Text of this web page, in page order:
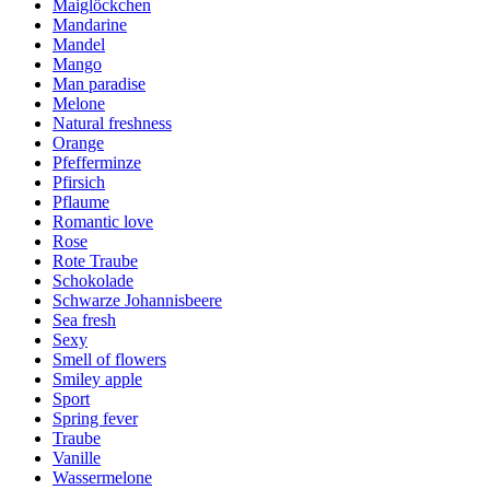
Maiglöckchen
Mandarine
Mandel
Mango
Man paradise
Melone
Natural freshness
Orange
Pfefferminze
Pfirsich
Pflaume
Romantic love
Rose
Rote Traube
Schokolade
Schwarze Johannisbeere
Sea fresh
Sexy
Smell of flowers
Smiley apple
Sport
Spring fever
Traube
Vanille
Wassermelone